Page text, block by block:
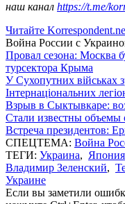
наш канал https://t.me/
Читайте
Война России с
Провал сезона: Москва
турсектора Крыма
У Сухопутних військах
Інтернаціональних
Взрыв в Сыктывкаре:
Стали известны
Встреча президентов:
СПЕЦТЕМА: Война
ТЕГИ: Украина, Япония
Владимир Зеленский,
Украине
Если вы заметили